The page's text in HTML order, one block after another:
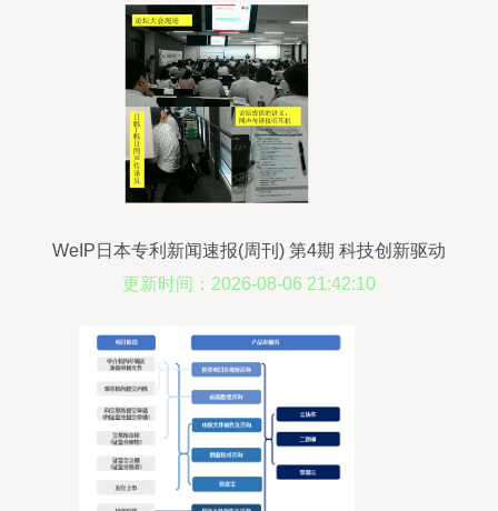
WeIP日本专利新闻速报(周刊) 第4期 科技创新驱动
下的中介服务新趋势
更新时间：2026-08-06 21:42:10